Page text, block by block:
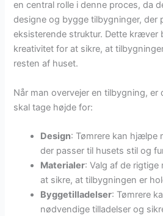
en central rolle i denne proces, da
designe og bygge tilbygninger, der
eksisterende struktur. Dette kræver
kreativitet for at sikre, at
resten af huset.
Når man overvejer en tilbygning, er
skal tage højde for:
Design: Tømrere kan hjælpe
der passer til husets stil og
Materialer: Valg af de
at sikre, at tilbygningen er
Byggetilladelser: Tømrere
nødvendige tilladelser og